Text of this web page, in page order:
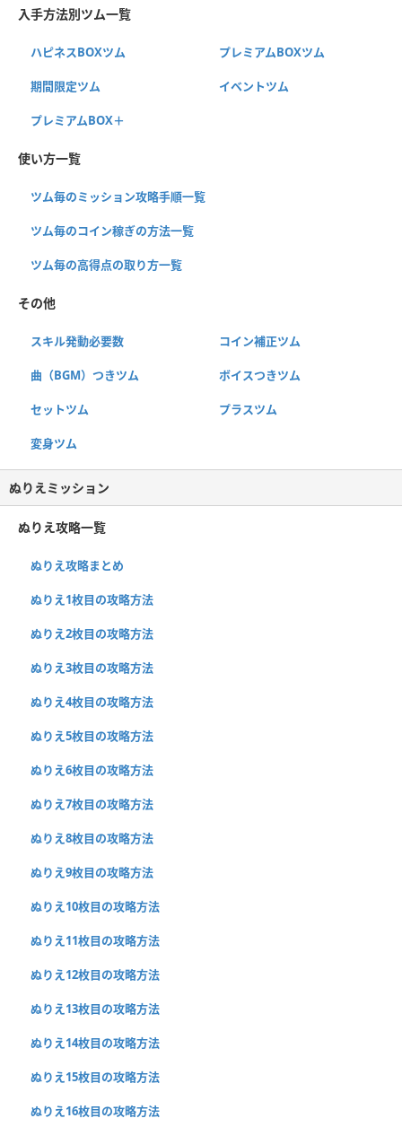
入手方法別ツム一覧
ハピネスBOXツム プレミアムBOXツム
期間限定ツム イベントツム
プレミアムBOX＋
使い方一覧
ツム毎のミッション攻略手順一覧
ツム毎のコイン稼ぎの方法一覧
ツム毎の高得点の取り方一覧
その他
スキル発動必要数 コイン補正ツム
曲（BGM）つきツム ボイスつきツム
セットツム プラスツム
変身ツム
ぬりえミッション
ぬりえ攻略一覧
ぬりえ攻略まとめ
ぬりえ1枚目の攻略方法
ぬりえ2枚目の攻略方法
ぬりえ3枚目の攻略方法
ぬりえ4枚目の攻略方法
ぬりえ5枚目の攻略方法
ぬりえ6枚目の攻略方法
ぬりえ7枚目の攻略方法
ぬりえ8枚目の攻略方法
ぬりえ9枚目の攻略方法
ぬりえ10枚目の攻略方法
ぬりえ11枚目の攻略方法
ぬりえ12枚目の攻略方法
ぬりえ13枚目の攻略方法
ぬりえ14枚目の攻略方法
ぬりえ15枚目の攻略方法
ぬりえ16枚目の攻略方法